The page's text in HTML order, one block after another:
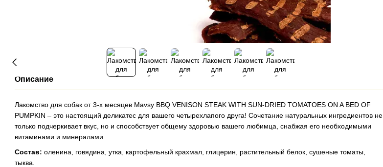
Описание
Лакомство для собак от 3-х месяцев Mavsy BBQ VENISON STEAK WITH SUN-DRIED TOMATOES ON A BED OF
PUMPKIN – это настоящий деликатес для вашего четырехлапого друга! Сочетание натуральных ингредиентов не
только подчеркивает вкус, но и способствует общему здоровью вашего любимца, снабжая его необходимыми
витаминами и минералами.
Состав: оленина, говядина, утка, картофельный крахмал, глицерин, растительный белок, сушеные томаты,
тыква.